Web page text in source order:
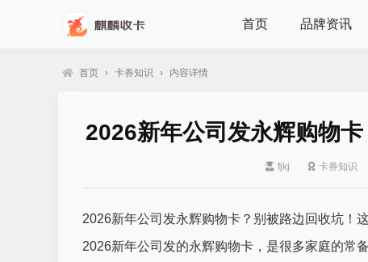
首页 品牌资讯
首页 › 卡券知识 › 内容详情
2026新年公司发永辉购物
fjkj 卡券知识
2026新年公司发永辉购物卡？别被路边回收坑！
2026新年公司发的永辉购物卡，是很多家庭的常